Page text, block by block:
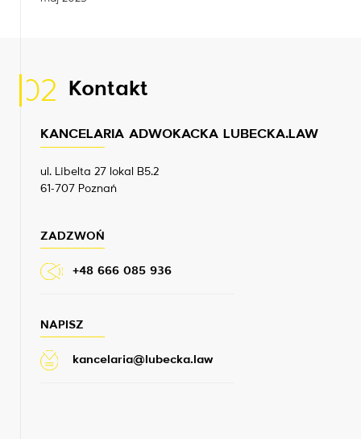
02 Kontakt
KANCELARIA ADWOKACKA LUBECKA.LAW
ul. Libelta 27 lokal B5.2
61-707 Poznań
ZADZWOŃ
+48 666 085 936
NAPISZ
kancelaria@lubecka.law